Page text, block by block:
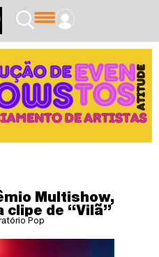
Multishow,
clipe de “Vilã”
Pop